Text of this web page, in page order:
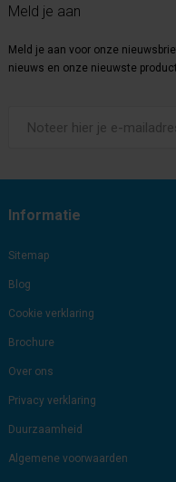
Meld je aan
Meld je aan voor onze
nieuws en onze nieuwste
Informatie
Sitemap
Blog
Cookie verklaring
Brochure
Over ons
Privacy verklaring
Duurzaamheid
Algemene voorwaarden